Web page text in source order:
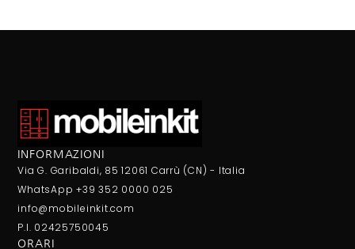
INFORMAZIONI
Via G. Garibaldi, 85 12061 Carrù (CN) - Italia
WhatsApp +39 352 0000 025
info@mobileinkit.com
P.I. 02425750045
ORARI